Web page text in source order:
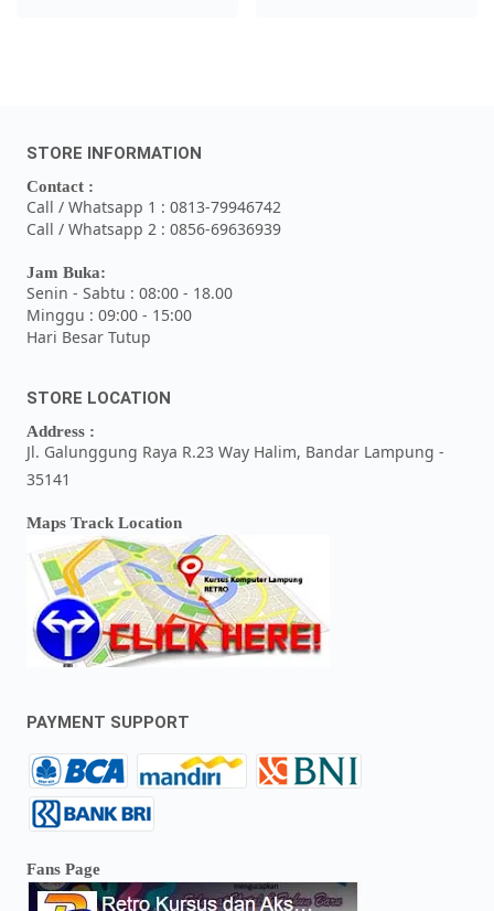
STORE INFORMATION
Contact :
Call / Whatsapp 1 : 0813-79946742
Call / Whatsapp 2 : 0856-69636939
Jam Buka:
Senin - Sabtu : 08:00 - 18.00
Minggu : 09:00 - 15:00
Hari Besar Tutup
STORE LOCATION
Address :
Jl. Galunggung Raya R.23 Way Halim, Bandar Lampung -
35141
Maps Track Location
PAYMENT SUPPORT
Fans Page